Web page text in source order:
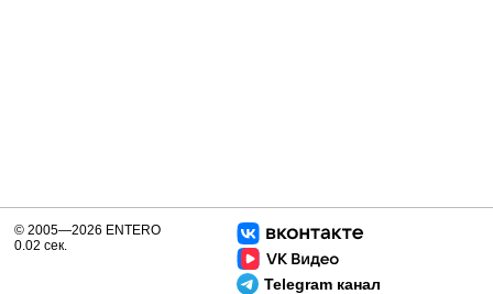
Telegram канал
© 2005—2026 ENTERO
0.02 сек.